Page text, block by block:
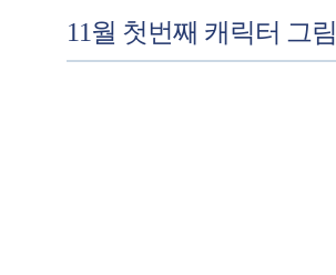
11월 첫번째 캐릭터 그림